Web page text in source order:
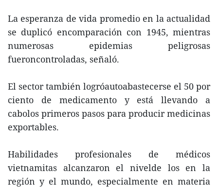
La esperanza de vida promedio en la actualidad
se duplicó encomparación con 1945, mientras
numerosas epidemias peligrosas
fueroncontroladas, señaló.
El sector también logróautoabastecerse el 50 por
ciento de medicamento y está llevando a
cabolos primeros pasos para producir medicinas
exportables.
Habilidades profesionales de médicos
vietnamitas alcanzaron el nivelde los en la
región y el mundo, especialmente en materia